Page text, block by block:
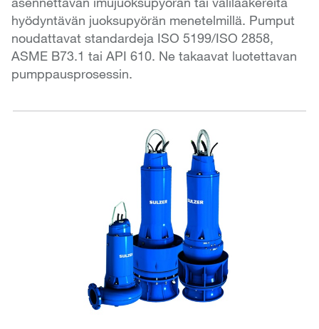
hyödyntävän juoksupyörän menetelmillä. Pumput
noudattavat standardeja ISO 5199/ISO 2858,
ASME B73.1 tai API 610. Ne takaavat luotettavan
pumppausprosessin.